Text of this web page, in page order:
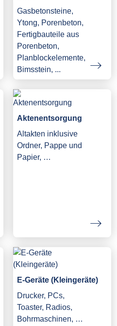
Gasbetonsteine,
Ytong, Porenbeton,
Fertigbauteile aus
Porenbeton,
Planblockelemente,
Bimsstein, ...
Aktenentsorgung
Altakten inklusive
Ordner, Pappe und
Papier, …
E-Geräte (Kleingeräte)
Drucker, PCs,
Toaster, Radios,
Bohrmaschinen, …